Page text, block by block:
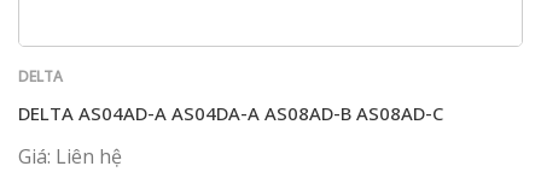
DELTA
DELTA AS04AD-A AS04DA-A AS08AD-B AS08AD-C
Giá: Liên hệ